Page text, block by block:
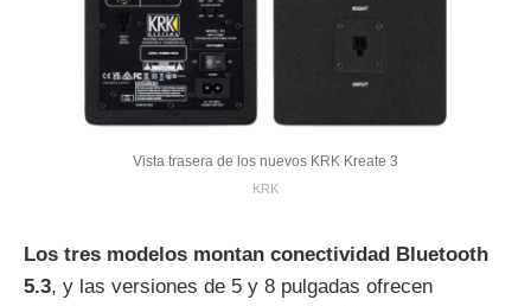
Vista trasera de los nuevos KRK Kreate 3
KRK
Los tres modelos montan conectividad Bluetooth
5.3, y las versiones de 5 y 8 pulgadas ofrecen